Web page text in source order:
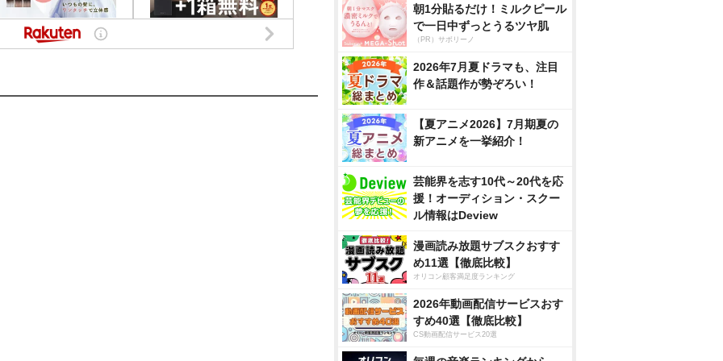
朝1分貼るだけ！ミルクピール
で一日中ずっとうるツヤ肌
（PR）サボリーノ
2026年7月夏ドラマも、注目
作＆話題作が勢ぞろい！
【夏アニメ2026】7月期夏の
新アニメを一挙紹介！
芸能界を志す10代～20代を応
援！オーディション・スクー
ル情報はDeview
漫画読み放題サブスクおすす
め11選【徹底比較】
オリコン顧客満足度ランキング
2026年動画配信サービスおす
すめ40選【徹底比較】
CS動画配信サービス20選